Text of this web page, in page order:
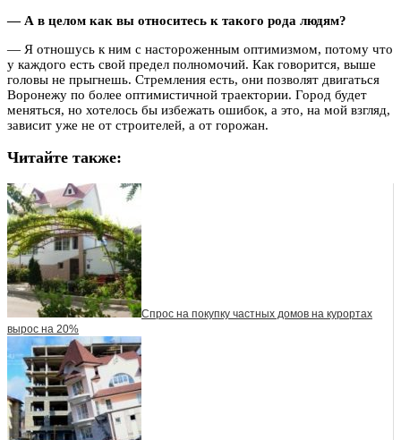
— А в целом как вы относитесь к такого рода людям?
— Я отношусь к ним с настороженным оптимизмом, потому что
у каждого есть свой предел полномочий. Как говорится, выше
головы не прыгнешь. Стремления есть, они позволят двигаться
Воронежу по более оптимистичной траектории. Город будет
меняться, но хотелось бы избежать ошибок, а это, на мой взгляд,
зависит уже не от строителей, а от горожан.
Читайте также:
Спрос на покупку частных домов на курортах
вырос на 20%